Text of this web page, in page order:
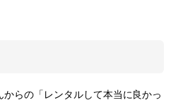
らの「レンタルして本当に良かっ